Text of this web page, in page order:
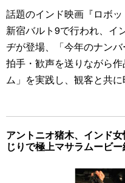
話題のインド映画『ロボッ
新宿バルト9で行われ、イ
ヂが登場、「今年のナンバ
拍手・歓声を送りながら
ム」を実践し、観客と共に
アントニオ猪木、インド
じりで極上マサラムービー